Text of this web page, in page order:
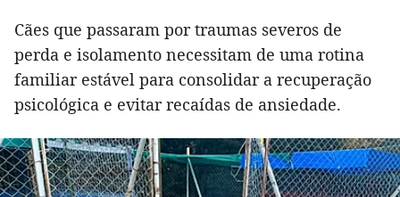
Cães que passaram por traumas severos de
perda e isolamento necessitam de uma rotina
familiar estável para consolidar a recuperação
psicológica e evitar recaídas de ansiedade.